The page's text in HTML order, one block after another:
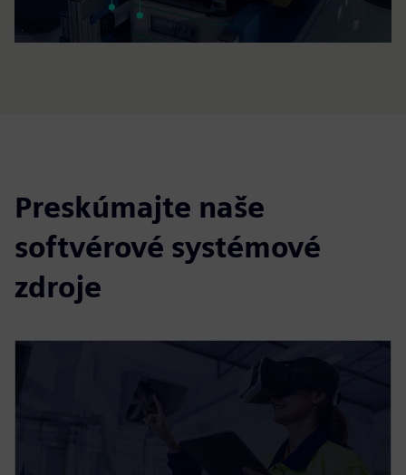
Preskúmajte naše
softvérové systémové
zdroje